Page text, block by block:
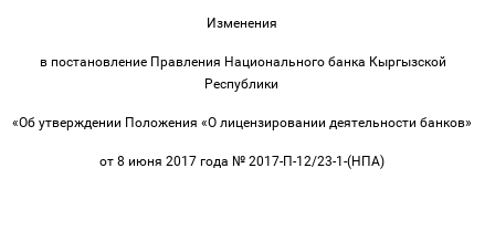
Изменения
в постановление Правления Национального банка Кыргызской
Республики
«Об утверждении Положения «О лицензировании деятельности банков»
от 8 июня 2017 года № 2017-П-12/23-1-(НПА)